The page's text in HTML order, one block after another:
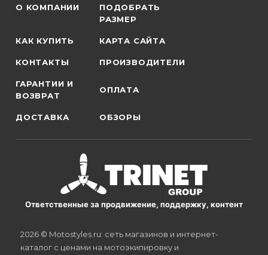
О КОМПАНИИ
ПОДОБРАТЬ
РАЗМЕР
КАК КУПИТЬ КАРТА САЙТА
КОНТАКТЫ ПРОИЗВОДИТЕЛИ
ГАРАНТИИ И
ВОЗВРАТ
ОПЛАТА
ДОСТАВКА ОБЗОРЫ
Ответственные за продвижение, поддержку, контент
2026 © Motostyles.ru: сеть магазинов и интернет-
каталог с ценами на мотоэкипировку и